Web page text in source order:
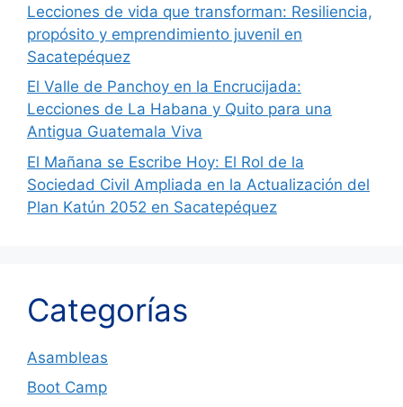
Lecciones de vida que transforman: Resiliencia,
propósito y emprendimiento juvenil en
Sacatepéquez
El Valle de Panchoy en la Encrucijada:
Lecciones de La Habana y Quito para una
Antigua Guatemala Viva
El Mañana se Escribe Hoy: El Rol de la
Sociedad Civil Ampliada en la Actualización del
Plan Katún 2052 en Sacatepéquez
Categorías
Asambleas
Boot Camp